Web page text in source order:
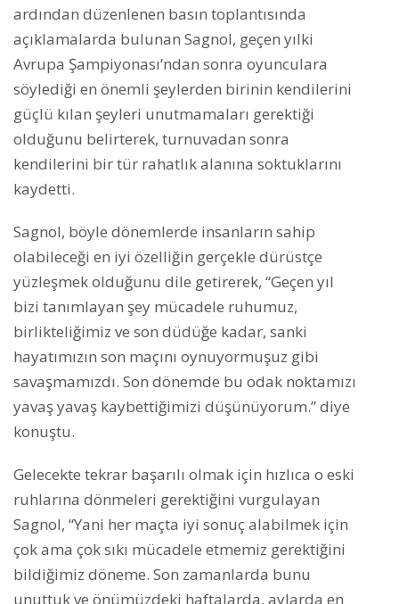
ardından düzenlenen basın toplantısında
açıklamalarda bulunan Sagnol, geçen yılki
Avrupa Şampiyonası’ndan sonra oyunculara
söylediği en önemli şeylerden birinin kendilerini
güçlü kılan şeyleri unutmamaları gerektiği
olduğunu belirterek, turnuvadan sonra
kendilerini bir tür rahatlık alanına soktuklarını
kaydetti.
Sagnol, böyle dönemlerde insanların sahip
olabileceği en iyi özelliğin gerçekle dürüstçe
yüzleşmek olduğunu dile getirerek, “Geçen yıl
bizi tanımlayan şey mücadele ruhumuz,
birlikteliğimiz ve son düdüğe kadar, sanki
hayatımızın son maçını oynuyormuşuz gibi
savaşmamızdı. Son dönemde bu odak noktamızı
yavaş yavaş kaybettiğimizi düşünüyorum.” diye
konuştu.
Gelecekte tekrar başarılı olmak için hızlıca o eski
ruhlarına dönmeleri gerektiğini vurgulayan
Sagnol, “Yani her maçta iyi sonuç alabilmek için
çok ama çok sıkı mücadele etmemiz gerektiğini
bildiğimiz döneme. Son zamanlarda bunu
unuttuk ve önümüzdeki haftalarda, aylarda en